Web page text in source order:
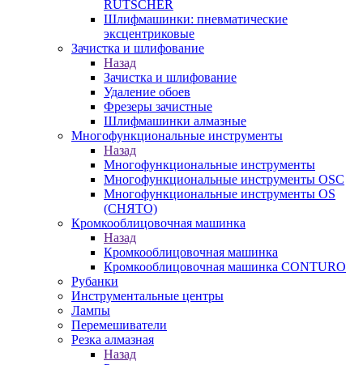
RUTSCHER
Шлифмашинки: пневматические
эксцентриковые
Зачистка и шлифование
Назад
Зачистка и шлифование
Удаление обоев
Фрезеры зачистные
Шлифмашинки алмазные
Многофункциональные инструменты
Назад
Многофункциональные инструменты
Многофункциональные инструменты OSC
Многофункциональные инструменты OS
(СНЯТО)
Кромкооблицовочная машинка
Назад
Кромкооблицовочная машинка
Кромкооблицовочная машинка CONTURO
Рубанки
Инструментальные центры
Лампы
Перемешиватели
Резка алмазная
Назад